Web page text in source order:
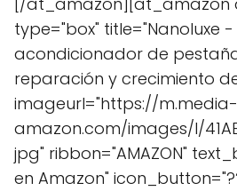
type="box" title="Nanoluxe -
acondicionador de
reparación y crecimiento
imageurl="https://m.media-
amazon.com/images/I/
jpg" ribbon="AMAZON"
en Amazon"